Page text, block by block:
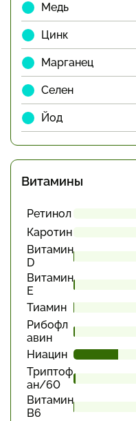
Медь
Цинк
Марганец
Селен
Йод
Витамины
Ретинол
Каротин
Витамин
D
Витамин
Е
Тиамин
Рибофл
авин
Ниацин
Триптоф
ан/60
Витамин
В6